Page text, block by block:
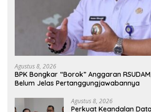
Agustus 8, 2026
BPK Bongkar “Borok” Anggaran
Belum Jelas Pertanggungjawabannya
Agustus 8, 2026
Perkuat Keandalan